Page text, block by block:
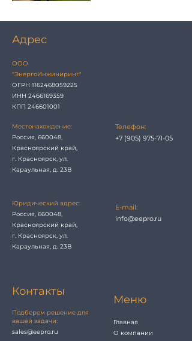
Адрес
ООО
"ЭнергоИнжиниринг"
ОГРН 1162468059225
ИНН 2466169359
КПП 246601001
Местонахождение:
Россия, 660048,
Красноярский край,
г. Красноярск, ул.
Караульная, д. 23В
Телефон:
+7 (905) 975-71-05
Юридический адрес:
Россия, 660048,
Красноярский край,
г. Красноярск, ул.
Караульная, д. 23В
E-mail:
info@eepro.ru
Контакты
Подберем решение для
вашей задачи:
sales@eepro.ru
Меню
Главная
О компании